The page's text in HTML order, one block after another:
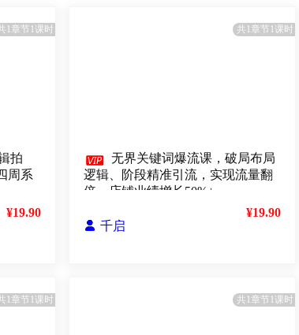
1章节1课时
拍
周系
¥19.90
共1章节1课时
 无界关键词爆流课，破局布局
逻辑、阶段精准引流，实现流量翻
倍，店铺业绩增长50%+
 千启
¥19.90
1章节1课时 共1章节1课时